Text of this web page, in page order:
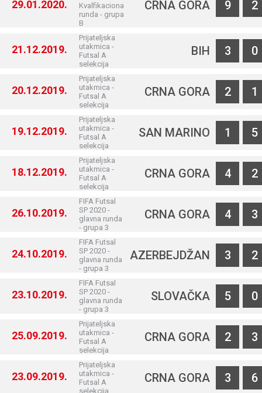
29.01.2020.
Kvalfikaciona
runda - grupa
B
CRNA GORA 9 2
21.12.2019.
Prijateljska
utakmica -
Futsal A
selekcija
BIH 3 0
20.12.2019.
Prijateljska
utakmica -
Futsal A
selekcija
CRNA GORA 2 1
19.12.2019.
Prijateljska
utakmica -
Futsal A
selekcija
SAN MARINO 1 5
18.12.2019.
Prijateljska
utakmica -
Futsal A
selekcija
CRNA GORA 4 2
26.10.2019.
FIFA Futsal
SP 2020 -
glavna runda
- grupa 3
CRNA GORA 4 3
24.10.2019.
FIFA Futsal
SP 2020 -
glavna runda
- grupa 3
AZERBEJDŽAN 3 2
23.10.2019.
FIFA Futsal
SP 2020 -
glavna runda
- grupa 3
SLOVAČKA 5 0
25.09.2019.
Prijateljska
utakmica -
Futsal A
selekcija
CRNA GORA 2 3
23.09.2019.
Prijateljska
utakmica -
Futsal A
selekcija
CRNA GORA 3 6